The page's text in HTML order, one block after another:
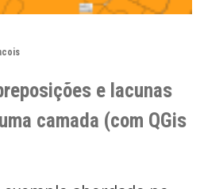
e lacunas
camada (com QGis